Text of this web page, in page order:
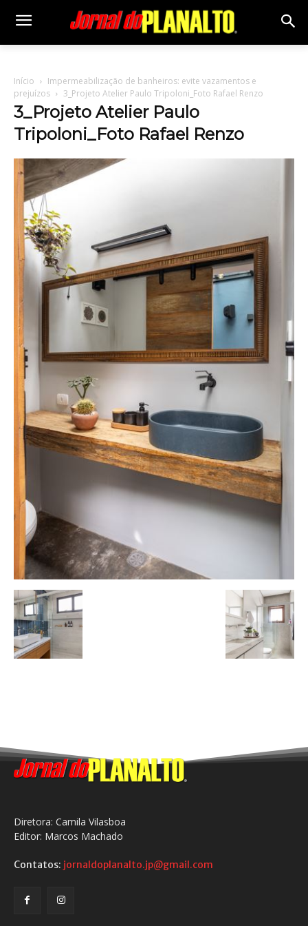
Início
Impermeabilização de banheiros: evite vazamentos e
prejuízos
3_Projeto Atelier Paulo Tripoloni_Foto Rafael Renzo
3_Projeto Atelier Paulo
Tripoloni_Foto Rafael Renzo
Diretora: Camila Vilasboa
Editor: Marcos Machado
Contatos: jornaldoplanalto.jp@gmail.com